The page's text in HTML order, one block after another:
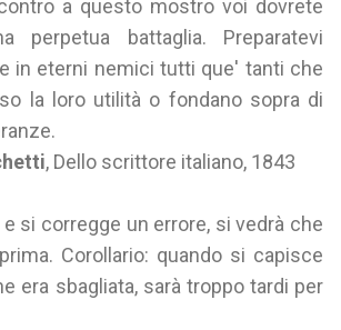
a questo mostro voi dovrete
perpetua battaglia. Preparatevi
in eterni nemici tutti que' tanti che
la loro utilità o fondano sopra di
, Dello scrittore italiano, 1843
si corregge un errore, si vedrà che
Corollario: quando si capisce
era sbagliata, sarà troppo tardi per